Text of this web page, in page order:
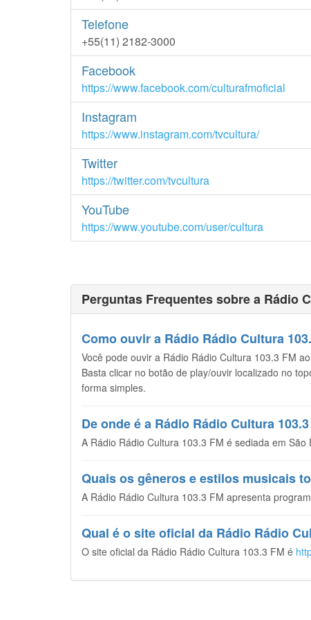
Telefone
+55(11) 2182-3000
Facebook
https://www.facebook.com/culturafmoficial
Instagram
https://www.instagram.com/tvcultura/
Twitter
https://twitter.com/tvcultura
YouTube
https://www.youtube.com/user/cultura
Perguntas Frequentes sobre a Rádio
Como ouvir a Rádio Rádio Cultura
Você pode ouvir a Rádio Rádio Cultura 103.3 FM
Basta clicar no botão de play/ouvir localizado no
forma simples.
De onde é a Rádio Rádio Cultura
A Rádio Rádio Cultura 103.3 FM é sediada em
Quais os gêneros e estilos musicais
A Rádio Rádio Cultura 103.3 FM apresenta
Qual é o site oficial da Rádio Rádio
O site oficial da Rádio Rádio Cultura 103.3 FM é